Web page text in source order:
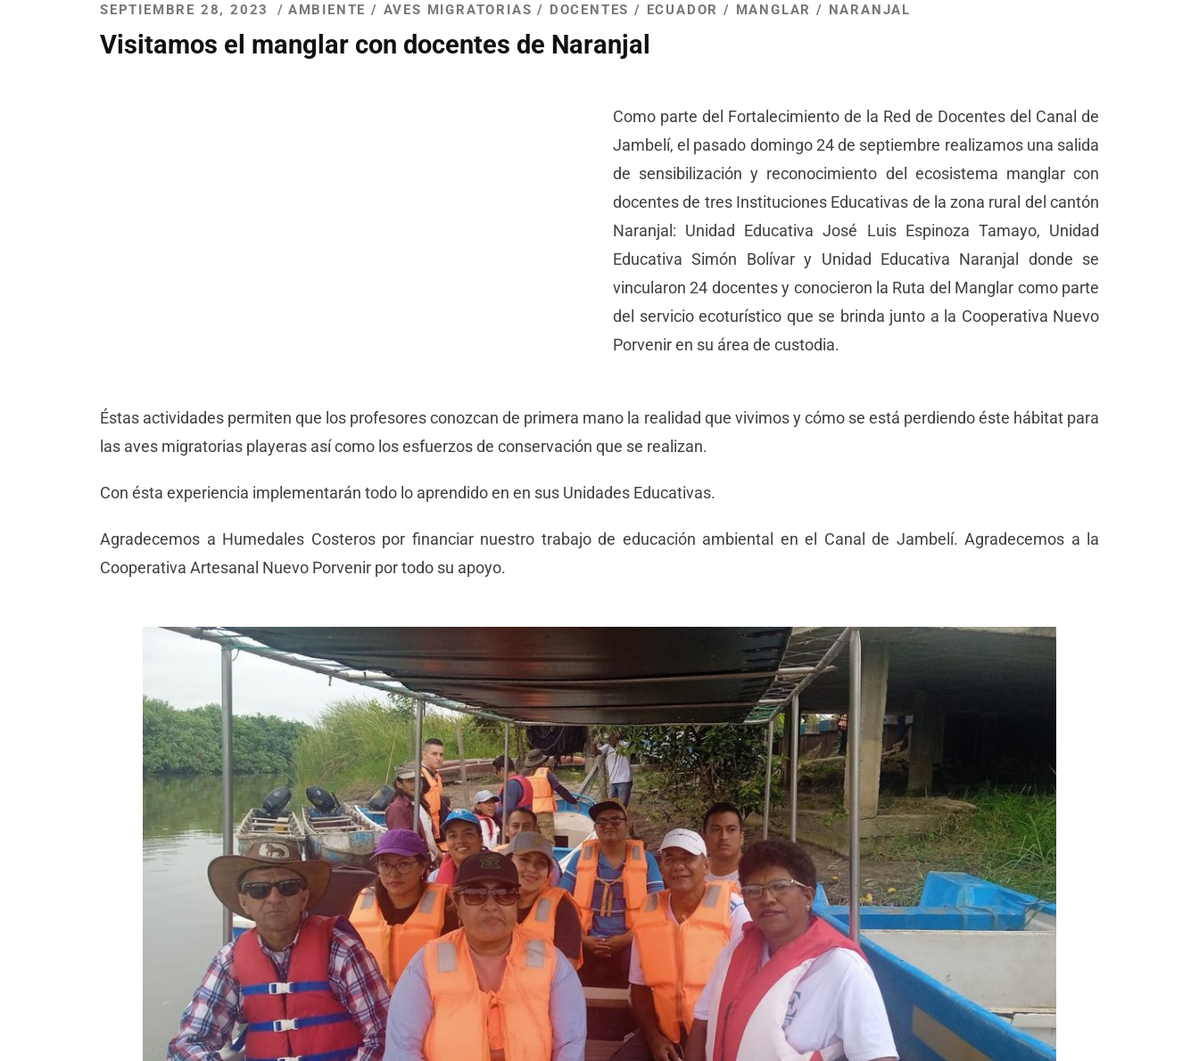
SEPTIEMBRE 28, 2023 AMBIENTE / AVES MIGRATORIAS / DOCENTES / ECUADOR / MANGLAR / NARANJAL
Visitamos el manglar con docentes de Naranjal
Como parte del Fortalecimiento de la Red de Docentes del Canal de
Jambelí, el pasado domingo 24 de septiembre realizamos una salida
de sensibilización y reconocimiento del ecosistema manglar con
docentes de tres Instituciones Educativas de la zona rural del cantón
Naranjal: Unidad Educativa José Luis Espinoza Tamayo, Unidad
Educativa Simón Bolívar y Unidad Educativa Naranjal donde se
vincularon 24 docentes y conocieron la Ruta del Manglar como parte
del servicio ecoturístico que se brinda junto a la Cooperativa Nuevo
Porvenir en su área de custodia.
Éstas actividades permiten que los profesores conozcan de primera mano la realidad que vivimos y cómo se está perdiendo éste hábitat para
las aves migratorias playeras así como los esfuerzos de conservación que se realizan.
Con ésta experiencia implementarán todo lo aprendido en en sus Unidades Educativas.
Agradecemos a Humedales Costeros por financiar nuestro trabajo de educación ambiental en el Canal de Jambelí. Agradecemos a la
Cooperativa Artesanal Nuevo Porvenir por todo su apoyo.